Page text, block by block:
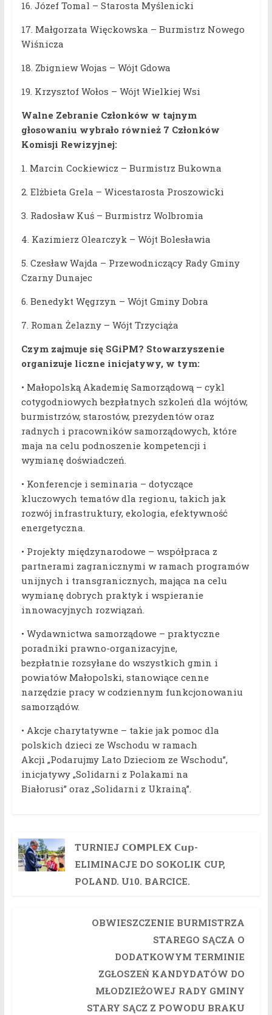
16. Józef Tomal – Starosta Myślenicki
17. Małgorzata Więckowska – Burmistrz Nowego
Wiśnicza
18. Zbigniew Wojas – Wójt Gdowa
19. Krzysztof Wołos – Wójt Wielkiej Wsi
Walne Zebranie Członków w tajnym
głosowaniu wybrało również 7 Członków
Komisji Rewizyjnej:
1. Marcin Cockiewicz – Burmistrz Bukowna
2. Elżbieta Grela – Wicestarosta Proszowicki
3. Radosław Kuś – Burmistrz Wolbromia
4. Kazimierz Olearczyk – Wójt Bolesławia
5. Czesław Wajda – Przewodniczący Rady Gminy
Czarny Dunajec
6. Benedykt Węgrzyn – Wójt Gminy Dobra
7. Roman Żelazny – Wójt Trzyciąża
Czym zajmuje się SGiPM? Stowarzyszenie
organizuje liczne inicjatywy, w tym:
• Małopolską Akademię Samorządową – cykl
cotygodniowych bezpłatnych szkoleń dla wójtów,
burmistrzów, starostów, prezydentów oraz
radnych i pracowników samorządowych, które
maja na celu podnoszenie kompetencji i
wymianę doświadczeń.
• Konferencje i seminaria – dotyczące
kluczowych tematów dla regionu, takich jak
rozwój infrastruktury, ekologia, efektywność
energetyczna.
• Projekty międzynarodowe – współpraca z
partnerami zagranicznymi w ramach programów
unijnych i transgranicznych, mająca na celu
wymianę dobrych praktyk i wspieranie
innowacyjnych rozwiązań.
• Wydawnictwa samorządowe – praktyczne
poradniki prawno-organizacyjne,
bezpłatnie rozsyłane do wszystkich gmin i
powiatów Małopolski, stanowiące cenne
narzędzie pracy w codziennym funkcjonowaniu
samorządów.
• Akcje charytatywne – takie jak pomoc dla
polskich dzieci ze Wschodu w ramach
Akcji „Podarujmy Lato Dzieciom ze Wschodu”,
inicjatywy „Solidarni z Polakami na
Białorusi” oraz „Solidarni z Ukrainą”.
TURNIEJ 𝗖𝗢𝗠𝗣𝗟𝗘𝗫 𝗖𝘂𝗽-
ELIMINACJE DO SOKOLIK CUP,
POLAND. U10. BARCICE.
OBWIESZCZENIE BURMISTRZA
STAREGO SĄCZA O
DODATKOWYM TERMINIE
ZGŁOSZEŃ KANDYDATÓW DO
MŁODZIEŻOWEJ RADY GMINY
STARY SĄCZ Z POWODU BRAKU